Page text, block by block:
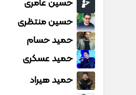
حسین عامری
حسین منتظری
حمید حسام
حمید عسکری
حمید هیراد